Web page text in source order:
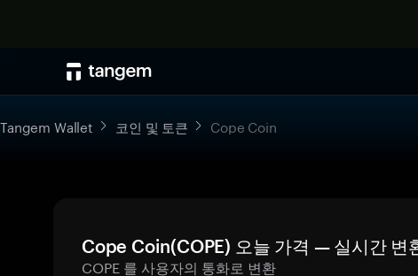
Tangem Wallet 코인 및 토큰 Cope Coin
Cope Coin(COPE) 오늘 가격 — 실시간 변
COPE 를 사용자의 통화로 변환